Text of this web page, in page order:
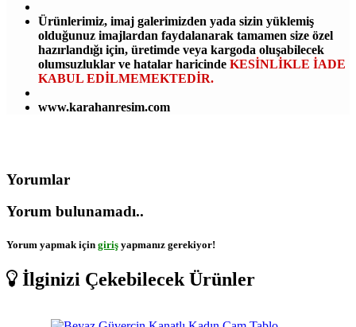
Ürünlerimiz, imaj galerimizden yada sizin yüklemiş
olduğunuz imajlardan faydalanarak tamamen size özel
hazırlandığı için, üretimde veya kargoda oluşabilecek
olumsuzluklar ve hatalar haricinde KESİNLİKLE İADE
KABUL EDİLMEMEKTEDİR.
www.karahanresim.com
Yorumlar
Yorum bulunamadı..
Yorum yapmak için giriş yapmanız gerekiyor!
İlginizi Çekebilecek Ürünler